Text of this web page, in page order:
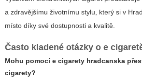
a zdravějšímu životnímu stylu, který si v
místo díky své dostupnosti a kvalitě.
Často kladené otázky o e
Mohu pomocíe cigarety hradcanska
cigarety?